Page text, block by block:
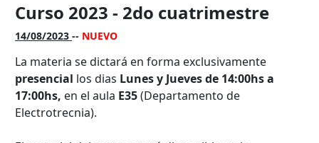
Curso 2023 - 2do cuatrimestre
14/08/2023 -- NUEVO
La materia se dictará en forma exclusivamente
presencial los dias Lunes y Jueves de 14:00hs a
17:00hs, en el aula E35(Departamento de
Electrotrecnia).